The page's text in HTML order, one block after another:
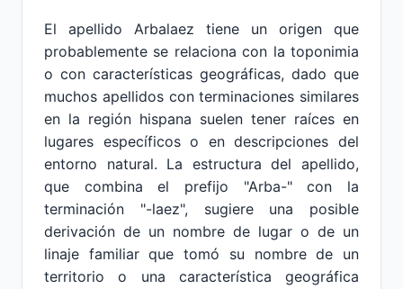
El apellido Arbalaez tiene un origen que
probablemente se relaciona con la toponimia
o con características geográficas, dado que
muchos apellidos con terminaciones similares
en la región hispana suelen tener raíces en
lugares específicos o en descripciones del
entorno natural. La estructura del apellido,
que combina el prefijo "Arba-" con la
terminación "-laez", sugiere una posible
derivación de un nombre de lugar o de un
linaje familiar que tomó su nombre de un
territorio o una característica geográfica